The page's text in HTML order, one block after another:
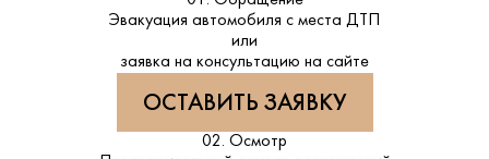
Эвакуация автомобиля с места ДТП
или
заявка на консультацию на сайте
ОСТАВИТЬ ЗАЯВКУ
02. Осмотр